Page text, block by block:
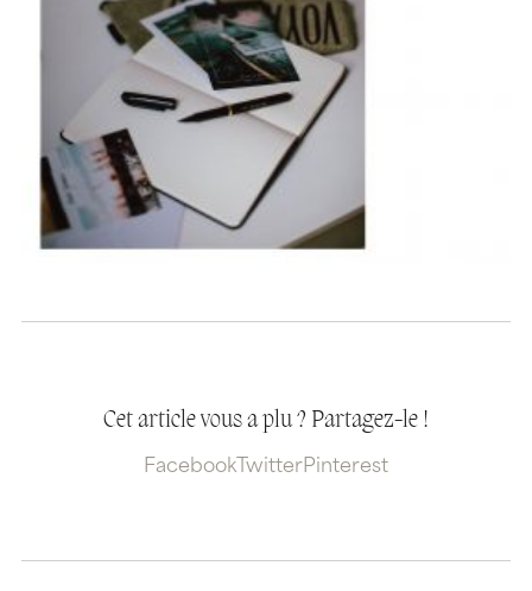
Cet article vous a plu ? Partagez-le !
Facebook TwitterPinterest